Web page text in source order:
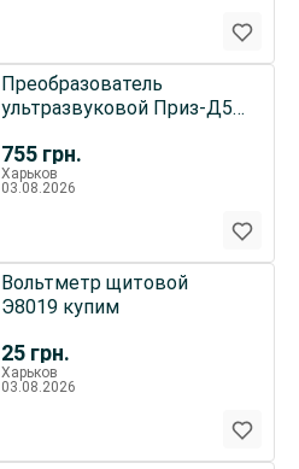
755 грн.
Преобразователь
ультразвуковой Приз-Д5
Харьков
03.08.2026
25 грн.
Вольтметр щитовой
Э8019 купим
Харьков
03.08.2026